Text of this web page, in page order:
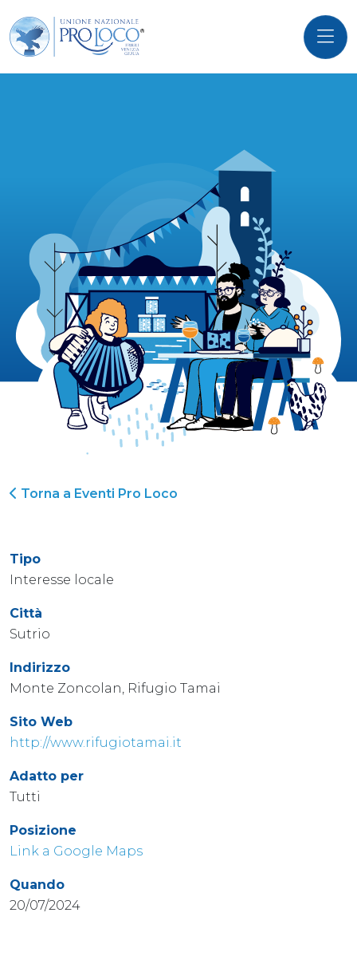
Torna a Eventi Pro Loco
Tipo
Interesse locale
Città
Sutrio
Indirizzo
Monte Zoncolan, Rifugio Tamai
Sito Web
http://www.rifugiotamai.it
Adatto per
Tutti
Posizione
Link a Google Maps
Quando
20/07/2024